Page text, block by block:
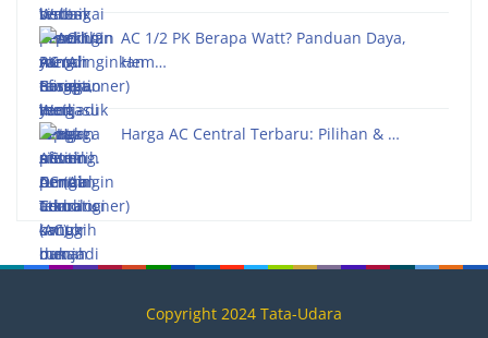
AC 1/2 PK Berapa Watt? Panduan Daya,
Hem…
Harga AC Central Terbaru: Pilihan & …
Copyright 2024 Tata-Udara